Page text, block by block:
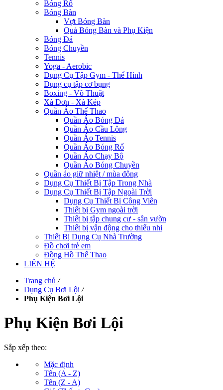
Bóng Rổ
Bóng Bàn
Vợt Bóng Bàn
Quả Bóng Bàn và Phụ Kiện
Bóng Đá
Bóng Chuyền
Tennis
Yoga - Aerobic
Dụng Cụ Tập Gym - Thể Hình
Dụng cụ tập cơ bụng
Boxing - Võ Thuật
Xà Đơn - Xà Kép
Quần Áo Thể Thao
Quần Áo Bóng Đá
Quần Áo Cầu Lông
Quần Áo Tennis
Quần Áo Bóng Rổ
Quần Áo Chạy Bộ
Quần Áo Bóng Chuyền
Quần áo giữ nhiệt / mùa đông
Dụng Cụ Thiết Bị Tập Trong Nhà
Dụng Cụ Thiết Bị Tập Ngoài Trời
Dụng Cụ Thiết Bị Công Viên
Thiết bị Gym ngoài trời
Thiết bị tập chung cư - sân vườn
Thiết bị vận động cho thiếu nhi
Thiết Bị Dụng Cụ Nhà Trường
Đồ chơi trẻ em
Đồng Hồ Thể Thao
LIÊN HỆ
Trang chủ /
Dụng Cụ Bơi Lội /
Phụ Kiện Bơi Lội
Phụ Kiện Bơi Lội
Sắp xếp theo:
Mặc định
Tên (A - Z)
Tên (Z - A)